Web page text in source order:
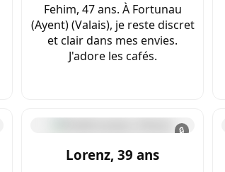
Fehim, 47 ans. À Fortunau
(Ayent) (Valais), je reste discret
et clair dans mes envies.
J'adore les cafés.
🔒
Lorenz, 39 ans